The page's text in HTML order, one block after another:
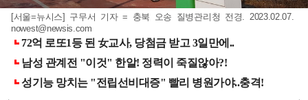
[서울=뉴시스] 구무서 기자 = 충북 오송 질병관리청 전경. 2023.02.07.
nowest@newsis.com